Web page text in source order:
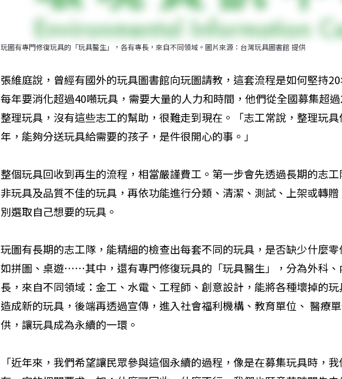
玩圖有專門修復玩具的「玩具醫生」，各有專長，來自不同領域。圖片來源：台灣玩具圖書館 提供
張維庭說，曾經有國外的玩具圖書館向玩圖請教，這套流程是如何堅持20
每年要消化超過40噸玩具，需要大量的人力和時間，他們從全國募集超
整理玩具，沒有這些志工的幫助，很難走到現在。「志工常說，整理玩
年，能夠分送玩具給需要的孩子，是件很開心的事。」
整個玩具回收到再生的流程，相當嚴謹費工。第一步會先透過長期的志
非玩具及品質不佳的玩具，再依功能進行分類、清潔、測試、上架或轉
別選取自己想要的玩具。
玩圖有長期的志工隊，能精細的檢查出每套不同的玩具，是否缺少什麼零
如拼圖、桌遊⋯⋯其中，還有專門修復玩具的「玩具醫生」，分為外科、
長，來自不同領域：金工、水電、工程師、創意設計，能將各種壞掉的
造成新的玩具，後端再透過宣傳，進入社會福利機構、教育單位、 醫療
供，讓玩具成為永續的一環。
「近年來，我們希望讓民眾參與這個永續的過程，像是在募集玩具時，